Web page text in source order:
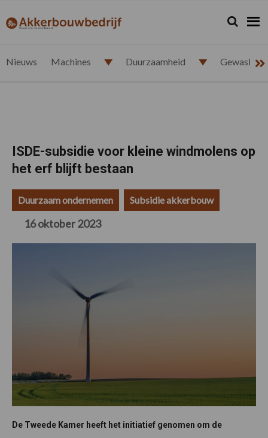
de
de
de
de
akkerbouwbedrijf.nl Zoeken...
Zoek
Nieuws Machines Duurzaamheid
ISDE-subsidie voor kleine windmolens op
het erf blijft bestaan
Duurzaam ondernemen Subsidie akkerbouw
16 oktober 2023
De Tweede Kamer heeft het initiatief genomen om de